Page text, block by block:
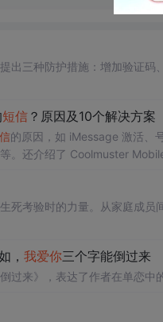
出三种防护措施：增加验证码
短信？原因及10个解决方案
的原因，如 iMessage 激活、
。还介绍了 Coolmuster
死考验时的力量。从家庭成员
， 我爱你三个字能倒过来
过来》，表达了作者在单恋中